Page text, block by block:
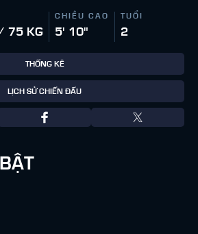
75 KG
CHIỀU CAO
5' 10"
TUỔI
2
THỐNG KÊ
LỊCH SỬ CHIẾN ĐẤU